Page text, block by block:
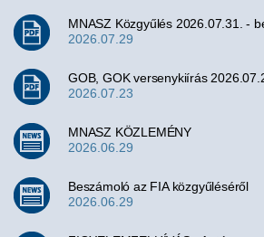
MNASZ Közgyűlés 2026.07.31. -
2026.07.29
GOB, GOK versenykiírás
2026.07.23
MNASZ KÖZLEMÉNY
2026.06.29
Beszámoló az FIA közgyűléséről
2026.06.29